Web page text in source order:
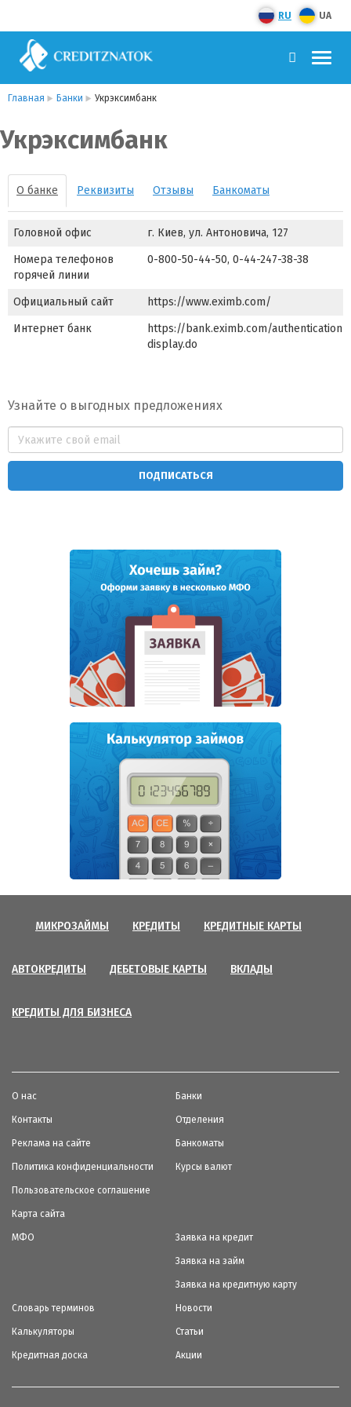
RU UA
Главная Банки Укрэксимбанк
Укрэксимбанк
О банке Реквизиты Отзывы Банкоматы
Головной офис
г. Киев, ул. Антоновича, 127
Номера телефонов
горячей линии
0-800-50-44-50, 0-44-247-38-38
Официальный сайт
https://www.eximb.com/
Интернет банк
https://bank.eximb.com/
display.do
Узнайте о выгодных предложениях
ПОДПИСАТЬСЯ
МИКРОЗАЙМЫ КРЕДИТЫ КРЕДИТНЫЕ КАРТЫ
АВТОКРЕДИТЫ ДЕБЕТОВЫЕ КАРТЫ ВКЛАДЫ
КРЕДИТЫ ДЛЯ БИЗНЕСА
О нас
Контакты
Реклама на сайте
Политика конфиденциальности
Пользовательское соглашение
Карта сайта
Банки
Отделения
Банкоматы
Курсы валют
МФО Заявка на кредит
Заявка на займ
Заявка на кредитную карту
Словарь терминов
Калькуляторы
Кредитная доска
Новости
Статьи
Акции